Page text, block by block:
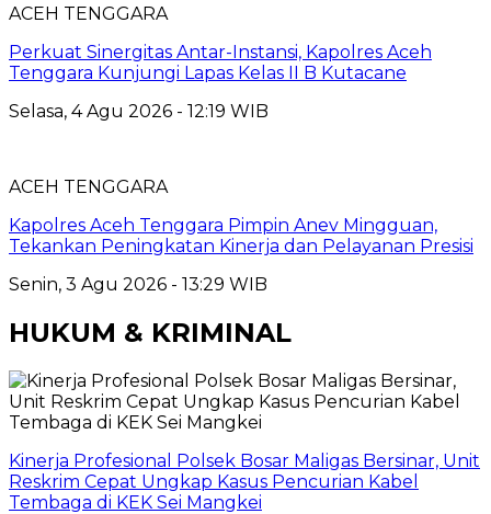
ACEH TENGGARA
Perkuat Sinergitas Antar-Instansi, Kapolres Aceh
Tenggara Kunjungi Lapas Kelas II B Kutacane
Selasa, 4 Agu 2026 - 12:19 WIB
ACEH TENGGARA
Kapolres Aceh Tenggara Pimpin Anev Mingguan,
Tekankan Peningkatan Kinerja dan Pelayanan Presisi
Senin, 3 Agu 2026 - 13:29 WIB
HUKUM & KRIMINAL
Kinerja Profesional Polsek Bosar Maligas Bersinar, Unit
Reskrim Cepat Ungkap Kasus Pencurian Kabel
Tembaga di KEK Sei Mangkei